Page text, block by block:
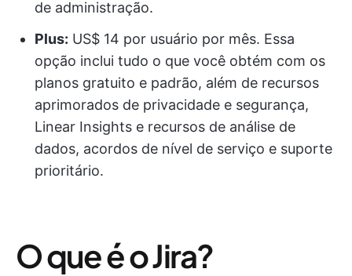
de administração.
Plus: US$ 14 por usuário por mês. Essa
opção inclui tudo o que você obtém com os
planos gratuito e padrão, além de recursos
aprimorados de privacidade e segurança,
Linear Insights e recursos de análise de
dados, acordos de nível de serviço e suporte
prioritário.
O que é o Jira?